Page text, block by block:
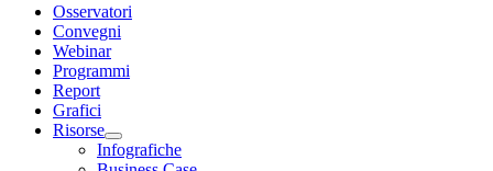
Osservatori
Convegni
Webinar
Programmi
Report
Grafici
Risorse
Infografiche